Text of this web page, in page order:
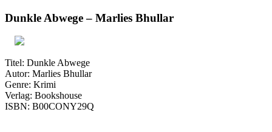
Dunkle Abwege – Marlies Bhullar
Titel: Dunkle Abwege
Autor: Marlies Bhullar
Genre: Krimi
Verlag: Bookshouse
ISBN: B00CONY29Q